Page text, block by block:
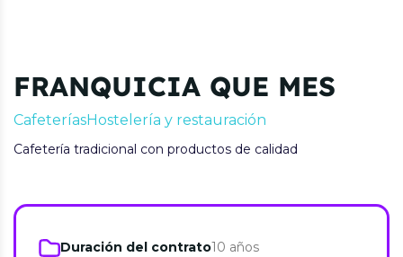
FRANQUICIA QUE MES
CafeteríasHostelería y restauración
Cafetería tradicional con productos de calidad
Duración del contrato10 años